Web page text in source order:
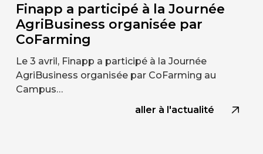
Finapp a participé à la Journée
AgriBusiness organisée par
CoFarming
Le 3 avril, Finapp a participé à la Journée
AgriBusiness organisée par CoFarming au
Campus…
aller à l'actualité